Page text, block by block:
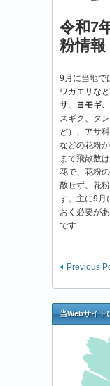
令和7
粉情報
9月に当地で
ワガエリな
サ
ヨモギ
スギク、タ
ど）、アサ
などの花粉
まで飛散数
花で、花粉
散せず、花
す。主に9月
おく必要が
です
Previous
当Webサイト